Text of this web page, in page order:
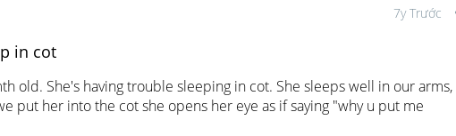
7y Trước
in cot
old. She's having trouble sleeping in cot. She sleeps well in our arms,
put her into the cot she opens her eye as if saying "why u put me